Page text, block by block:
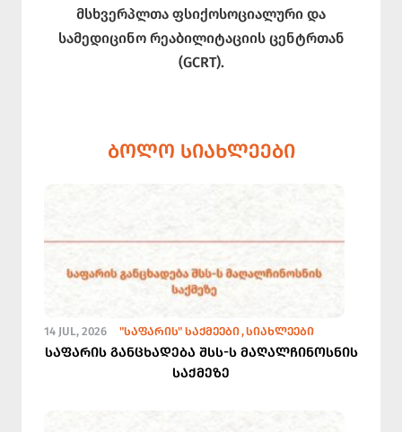
მსხვერპლთა ფსიქოსოციალური და
სამედიცინო რეაბილიტაციის ცენტრთან
(GCRT).
ᲑᲝᲚᲝ ᲡᲘᲐᲮᲚᲔᲔᲑᲘ
14 JUL, 2026 "ᲡᲐᲤᲐᲠᲘᲡ" ᲡᲐᲥᲛᲔᲔᲑᲘ ᲡᲘᲐᲮᲚᲔᲔᲑᲘ
საფარის განცხადება შსს-ს მაღალჩინოსნის
საქმეზე